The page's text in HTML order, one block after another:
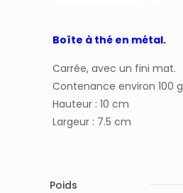
Boîte à thé en métal.
Carrée, avec un fini mat.
Contenance environ 100 g
Hauteur : 10 cm
Largeur : 7.5 cm
Poids